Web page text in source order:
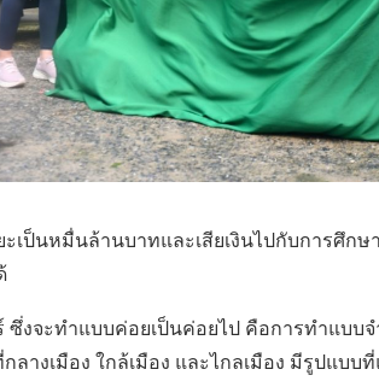
เป็นหมื่นล้านบาทและเสียเงินไปกับการศึก
ซึ่งจะทำแบบค่อยเป็นค่อยไป คือการทำแบบ
างเมือง ใกล้เมือง และไกลเมือง มีรูปแบ